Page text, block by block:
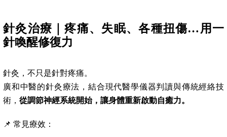
針灸治療｜疼痛、失眠、各種扭傷…用一
針喚醒修復力
針灸，不只是針對疼痛。
廣和中醫的針灸療法，結合現代醫學儀器判讀與傳統經絡技
術， 從調節神經系統開始，讓身體重新啟動自癒力。
📌 常見療效：